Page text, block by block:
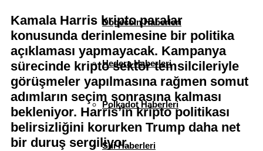
Dogecoin Haberleri
Hedera Haberleri
Polkadot Haberleri
Sui Haberleri
Kamala Harris kripto paralar
konusunda derinlemesine bir politika
açıklaması yapmayacak. Kampanya
sürecinde kripto sektör temsilcileriyle
görüşmeler yapılmasına rağmen somut
adımların seçim sonrasına kalması
bekleniyor. Harris’in kripto politikası
belirsizliğini korurken Trump daha net
bir duruş sergiliyor.